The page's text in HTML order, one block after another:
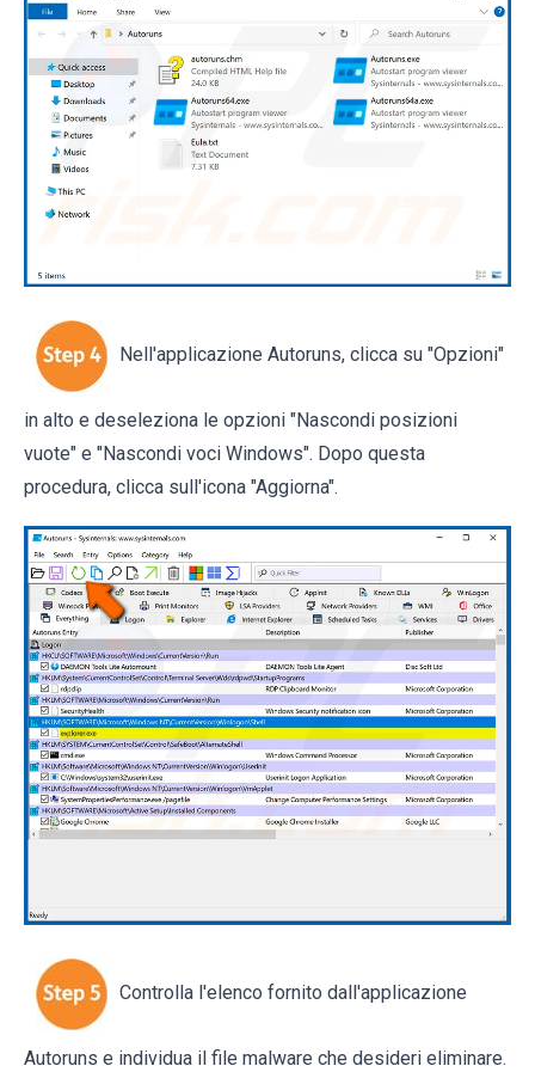
Nell'applicazione Autoruns, clicca su "Opzioni"
in alto e deseleziona le opzioni "Nascondi posizioni
vuote" e "Nascondi voci Windows". Dopo questa
procedura, clicca sull'icona "Aggiorna".
Controlla l'elenco fornito dall'applicazione
Autoruns e individua il file malware che desideri eliminare.